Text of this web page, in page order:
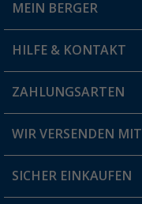
Filiale finden
MEIN BERGER
Vorteilskarte
Blog
Jobs & Karriere
HILFE & KONTAKT
FAQ & Kontakt
Versandinformationen
Rücksendung
ZAHLUNGSARTEN
WIR VERSENDEN MIT
SICHER EINKAUFEN